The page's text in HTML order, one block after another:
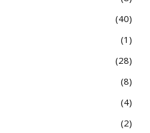
40
1
28
8
4
2